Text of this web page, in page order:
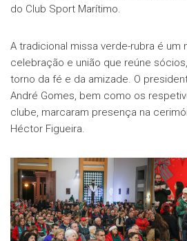
do Club Sport Marítimo.
A tradicional missa verde-rubra é
celebração e união que reúne
torno da fé e da amizade. O
André Gomes, bem como os
clube, marcaram presença na
Héctor Figueira.